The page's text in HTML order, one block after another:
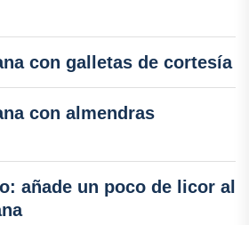
con galletas de cortesía
con almendras
añade un poco de licor al